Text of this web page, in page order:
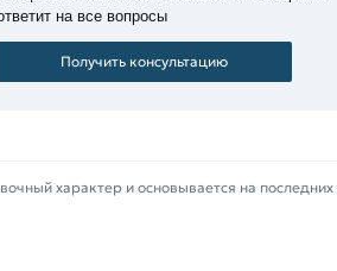
на все вопросы
Получить консультацию
характер и основывается на